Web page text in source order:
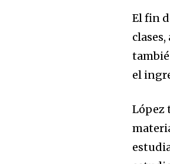
El fin
el
López